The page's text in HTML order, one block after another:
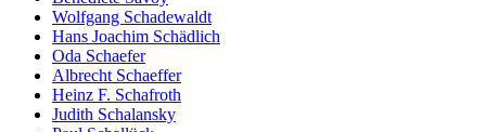
Wolfgang Schadewaldt
Hans Joachim Schädlich
Oda Schaefer
Albrecht Schaeffer
Heinz F. Schafroth
Judith Schalansky